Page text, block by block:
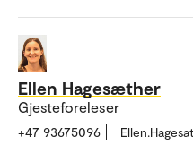
Ellen Hagesæther
Gjesteforeleser
+47 93675096